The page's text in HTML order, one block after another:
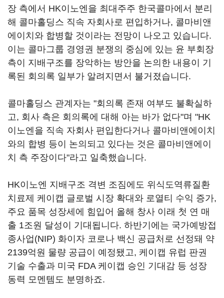
장 측에서 HK이노엔을 최대주주 한국콜마에서 분리
해 콜마홀딩스 직속 자회사로 편입하거나, 콜마비앤
에이치와 합병할 것이라는 전망이 나오고 있습니다.
이는 콜마그룹 경영권 분쟁의 중심에 있는 윤 부회장
측이 지배구조를 장악하는 방안을 논의한 내용이 기
록된 회의록 일부가 알려지면서 불거졌습니다.
콜마홀딩스 관계자는 "회의록 존재 여부도 불확실하
고, 회사 측은 회의록에 대해 아는 바가 없다"며 "HK
이노엔을 직속 자회사 편입한다거나 콜마비앤에이치
와의 합병 등이 논의되고 있다는 것은 콜마비앤에이
치 측 주장이다"라고 일축했습니다.
HK이노엔 지배구조 격변 조짐에도 위식도역류질환
치료제 케이캡 글로벌 시장 확대와 로열티 수익 증가,
주요 품목 성장세에 힘입어 올해 창사 이래 첫 연 매
출 1조원 달성이 기대됩니다. 하반기에는 국가예방접
종사업(NIP) 화이자 코로나 백신 공급처로 선정돼 약
2139억원 물량 공급이 예정됐고, 케이캡 유럽 판권
기술 수출과 미국 FDA 케이캡 승인 기대감 등 성장
동력 모멘템도 분명하죠.